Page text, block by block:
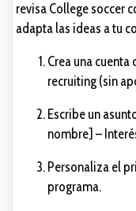
revisa College soccer
adapta las ideas a tu
Crea una
recruiting (sin
Escribe un
nombre] –
Personaliza el
programa.